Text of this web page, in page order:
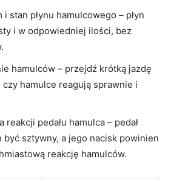
stan płynu hamulcowego‌ – płyn‌
i‌ w⁣ odpowiedniej⁣ ilości,⁤ bez
hamulców – przejdź ⁢krótką jazdę
hamulce reagują sprawnie i
reakcji pedału hamulca – pedał
być sztywny, a jego nacisk powinien
⁣reakcję⁣ hamulców.